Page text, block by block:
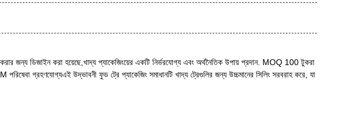
জন্য ডিজাইন করা হয়েছে,খাদ্য প্যাকেজিংয়ের একটি নির্ভরযোগ্য এবং অর্থনৈতিক উপায় প্রদান. MOQ 100 টুকরা
গ্রহণযোগ্যএই উদ্ভাবনী ফুড ট্রে প্যাকেজিং সমাধানটি খাদ্য ট্রেগুলির জন্য উচ্চমানের সিলিং সরবরাহ করে, যা